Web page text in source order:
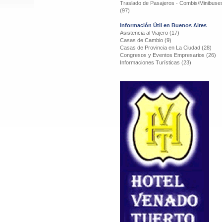
Traslado de Pasajeros - Combis/
(97)
Información Útil en Buenos Aires
Asistencia al Viajero (17)
Casas de Cambio (9)
Casas de Provincia en La Ciudad (28)
Congresos y Eventos Empresarios (26)
Informaciones Turísticas (23)